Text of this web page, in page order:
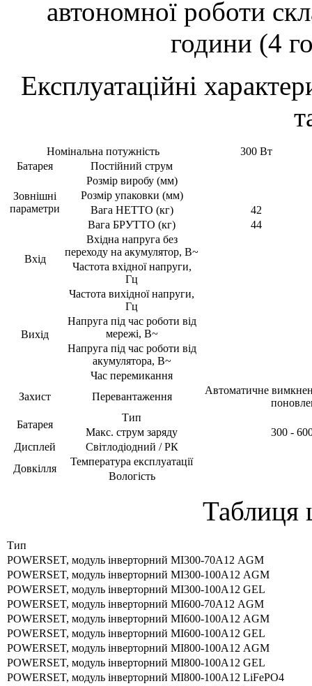
автономної роботи
години (4
Експлуатаційні
Номінальна потужність
300 Вт
Батарея
Постійний струм
Зовнішні
параметри
Розмір виробу (мм)
Розмір упаковки (мм)
Вага НЕТТО (кг)
42
Вага БРУТТО (кг)
44
Вхід
Вхідна напруга без
переходу на акумулятор, В~
Частота вхідної напруги,
Гц
Вихід
Частота вихідної напруги,
Гц
Напруга під час роботи від
мережі, В~
Напруга під час роботи від
акумулятора, В~
Час перемикання
Захист
Перевантаження
Автоматичне
Батарея
Тип
Макс. струм заряду
300 -
Дисплей
Світлодіодний / РК
Довкілля
Температура експлуатації
Вологість
Таблиця
Тип
POWERSET, модуль інверторний МІ300-70А12 AGM
POWERSET, модуль інверторний МІ300-100А12 AGM
POWERSET, модуль інверторний МІ300-100А12 GEL
POWERSET, модуль інверторний МІ600-70А12 AGM
POWERSET, модуль інверторний МІ600-100А12 AGM
POWERSET, модуль інверторний МІ600-100А12 GEL
POWERSET, модуль інверторний МІ800-100А12 AGM
POWERSET, модуль інверторний МІ800-100А12 GEL
POWERSET, модуль інверторний МІ800-100А12 LiFePO4